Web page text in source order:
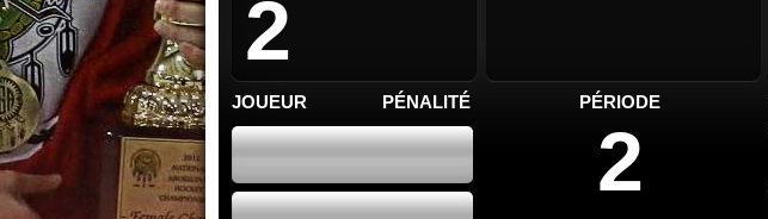
2
JOUEUR PÉNALITÉ PÉRIODE
2